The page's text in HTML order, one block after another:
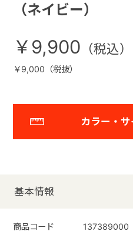
（ネイビー）
￥9,900
￥9,000（税抜）
カラー・
基本情報
商品コード 137389000